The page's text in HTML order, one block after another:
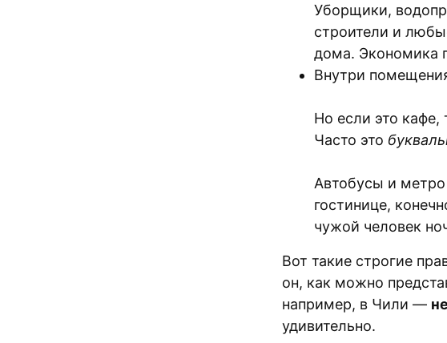
Уборщики,
строители и
дома. Экономика
Внутри
Но если это кафе,
Часто это
Автобусы и
гостинице,
чужой человек
Вот такие строгие
он, как можно
например, в Чили —
удивительно.